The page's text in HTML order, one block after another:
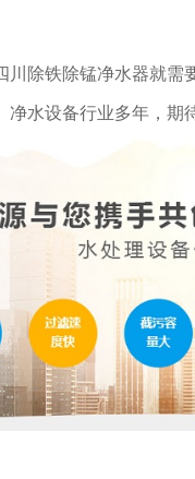
川除铁除锰净水器就需
水设备行业多年，期